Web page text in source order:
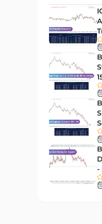
Forward
Göstergeleri
Döngüler MT4
Arz ve Talep
Kırılma MT4
Likidite MT4
Day Trading
Eğitimsel MT4
Volatilite MT4
Tersine MT4
Fiyat Hareketi
-